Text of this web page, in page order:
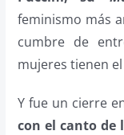
feminismo más
cumbre de
mujeres tienen
Y fue un cierre
con el canto de